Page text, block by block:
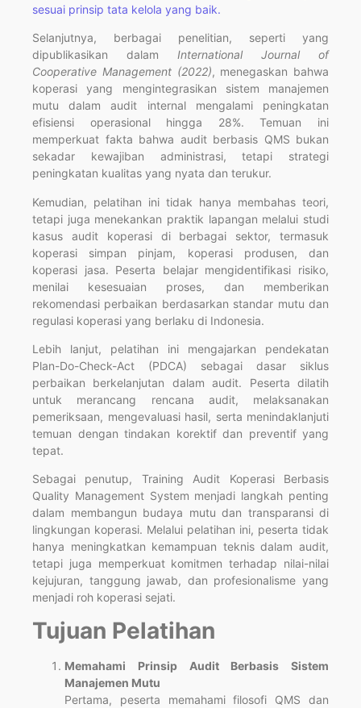
sesuai prinsip tata kelola yang baik.
Selanjutnya, berbagai penelitian, seperti yang
dipublikasikan dalam International Journal of
Cooperative Management (2022), menegaskan bahwa
koperasi yang mengintegrasikan sistem manajemen
mutu dalam audit internal mengalami peningkatan
efisiensi operasional hingga 28%. Temuan ini
memperkuat fakta bahwa audit berbasis QMS bukan
sekadar kewajiban administrasi, tetapi strategi
peningkatan kualitas yang nyata dan terukur.
Kemudian, pelatihan ini tidak hanya membahas teori,
tetapi juga menekankan praktik lapangan melalui studi
kasus audit koperasi di berbagai sektor, termasuk
koperasi simpan pinjam, koperasi produsen, dan
koperasi jasa. Peserta belajar mengidentifikasi risiko,
menilai kesesuaian proses, dan memberikan
rekomendasi perbaikan berdasarkan standar mutu dan
regulasi koperasi yang berlaku di Indonesia.
Lebih lanjut, pelatihan ini mengajarkan pendekatan
Plan-Do-Check-Act (PDCA) sebagai dasar siklus
perbaikan berkelanjutan dalam audit. Peserta dilatih
untuk merancang rencana audit, melaksanakan
pemeriksaan, mengevaluasi hasil, serta menindaklanjuti
temuan dengan tindakan korektif dan preventif yang
tepat.
Sebagai penutup, Training Audit Koperasi Berbasis
Quality Management System menjadi langkah penting
dalam membangun budaya mutu dan transparansi di
lingkungan koperasi. Melalui pelatihan ini, peserta tidak
hanya meningkatkan kemampuan teknis dalam audit,
tetapi juga memperkuat komitmen terhadap nilai-nilai
kejujuran, tanggung jawab, dan profesionalisme yang
menjadi roh koperasi sejati.
Tujuan Pelatihan
Memahami Prinsip Audit Berbasis Sistem
Manajemen Mutu
Pertama, peserta memahami filosofi QMS dan